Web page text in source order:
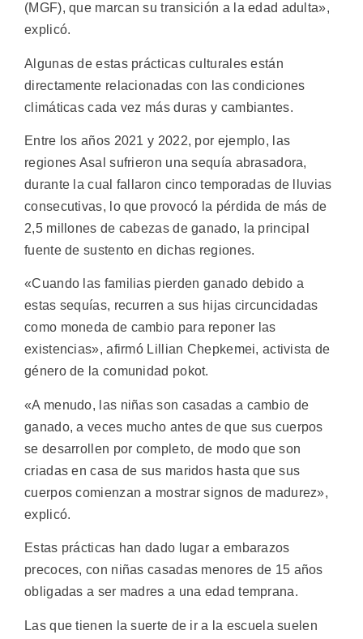
(MGF), que marcan su transición a la edad adulta»,
explicó.
Algunas de estas prácticas culturales están
directamente relacionadas con las condiciones
climáticas cada vez más duras y cambiantes.
Entre los años 2021 y 2022, por ejemplo, las
regiones Asal sufrieron una sequía abrasadora,
durante la cual fallaron cinco temporadas de lluvias
consecutivas, lo que provocó la pérdida de más de
2,5 millones de cabezas de ganado, la principal
fuente de sustento en dichas regiones.
«Cuando las familias pierden ganado debido a
estas sequías, recurren a sus hijas circuncidadas
como moneda de cambio para reponer las
existencias», afirmó Lillian Chepkemei, activista de
género de la comunidad pokot.
«A menudo, las niñas son casadas a cambio de
ganado, a veces mucho antes de que sus cuerpos
se desarrollen por completo, de modo que son
criadas en casa de sus maridos hasta que sus
cuerpos comienzan a mostrar signos de madurez»,
explicó.
Estas prácticas han dado lugar a embarazos
precoces, con niñas casadas menores de 15 años
obligadas a ser madres a una edad temprana.
Las que tienen la suerte de ir a la escuela suelen